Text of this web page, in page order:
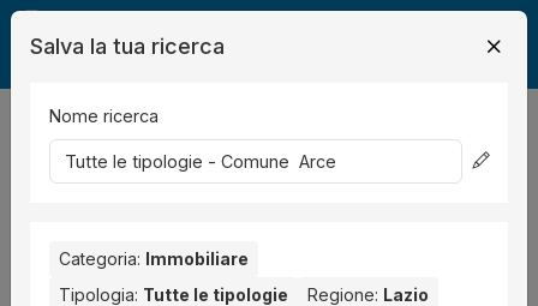
Legalmente Immobili
risultati Ordina per
Salva la tua ricerca
Nome ricerca
Categoria: Immobiliare
Tipologia: Tutte le tipologie Regione: Lazio